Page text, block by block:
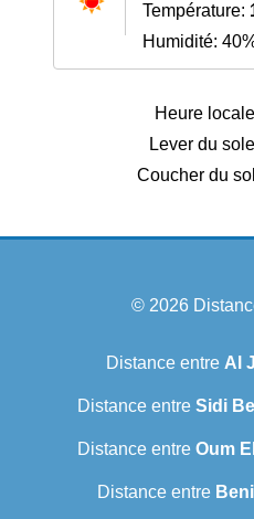
Température:
Humidité:
Heure
Lever du
Coucher du
© 2026
Distance entre Al
Distance entre Sidi
Distance entre Oum
Distance entre